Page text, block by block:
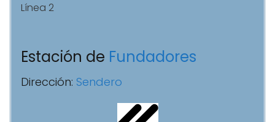
Línea 2
Estación de Fundadores
Dirección: Sendero